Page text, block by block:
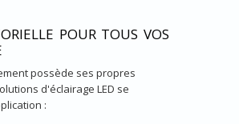
POUR TOUS VOS
possède ses propres
d'éclairage LED se
: